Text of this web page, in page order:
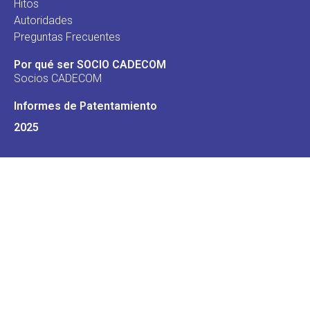
Hitos
Autoridades
Preguntas Frecuentes
Por qué ser SOCIO CADECOM
Socios CADECOM
Informes de Patentamiento
2025